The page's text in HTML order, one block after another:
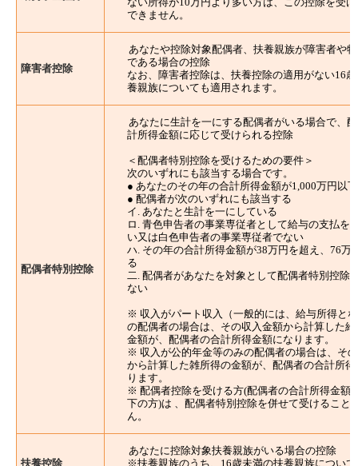
できません。
障害者控除
あなたや控除対象配偶者、扶養親族が障害者や
である場合の控除
なお、障害者控除は、扶養控除の適用がない16
養親族についても適用されます。
配偶者特別控除
あなたに生計を一にする配偶者がいる場合で、
計所得金額に応じて受けられる控除
＜配偶者特別控除を受けるための要件＞
次のいずれにも該当する場合です。
● あなたのその年の合計所得金額が1,000万円以
● 配偶者が次のいずれにも該当する
イ. あなたと生計を一にしている
ロ. 青色申告者の事業専従者として給与の支払を
い又は白色申告者の事業専従者でない
ハ. その年の合計所得金額が38万円を超え、76万
る
二. 配偶者があなたを対象として配偶者特別控除
ない
※ 収入がパート収入（一般的には、給与所得と
の配偶者の場合は、その収入金額から計算した
金額が、配偶者の合計所得金額になります。
※ 収入が公的年金等のみの配偶者の場合は、そ
から計算した雑所得の金額が、配偶者の合計所
ります。
※ 配偶者控除を受ける方(配偶者の合計所得金額
下の方)は 、配偶者特別控除を併せて受けること
ん。
扶養控除
あなたに控除対象扶養親族がいる場合の控除
※扶養親族のうち、16歳未満の扶養親族につい